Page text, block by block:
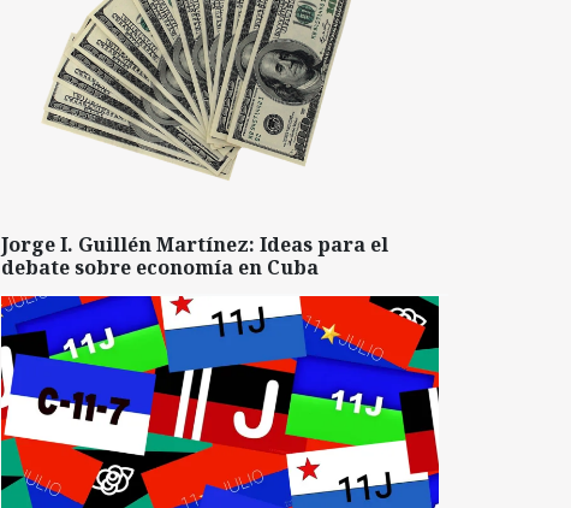
Jorge I. Guillén Martínez: Ideas para el
debate sobre economía en Cuba